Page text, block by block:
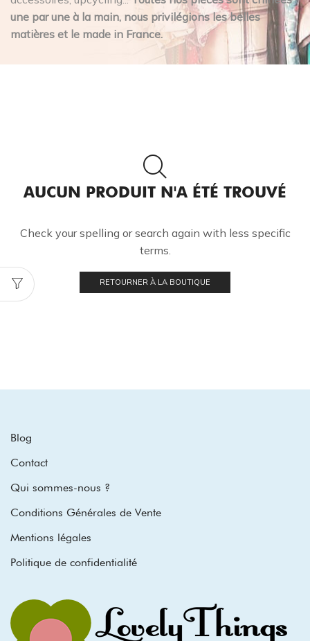
une par une à la main, nous privilégions les belles
matières et le made in France.
AUCUN PRODUIT N'A ÉTÉ TROUVÉ
Check your spelling or search again with less specific
terms.
RETOURNER À LA BOUTIQUE
Blog
Contact
Qui sommes-nous ?
Conditions Générales de Vente
Mentions légales
Politique de confidentialité